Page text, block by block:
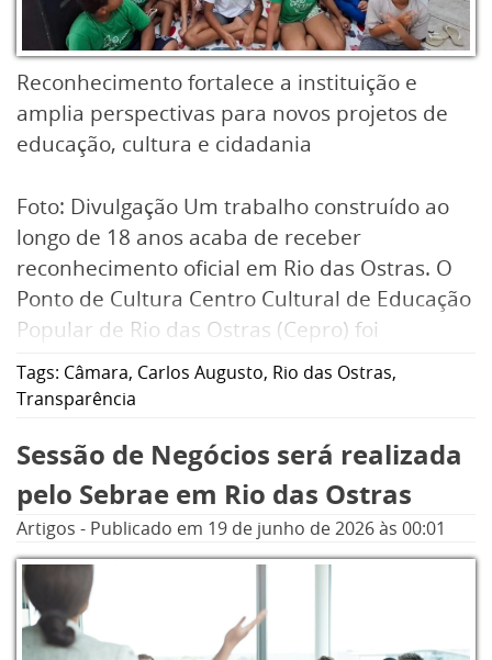
Reconhecimento fortalece a instituição e
amplia perspectivas para novos projetos de
educação, cultura e cidadania
Foto: Divulgação Um trabalho construído ao
longo de 18 anos acaba de receber
reconhecimento oficial em Rio das Ostras. O
Ponto de Cultura Centro Cultural de Educação
Popular de Rio das Ostras (Cepro) foi
declarado de Utilidade Pública Municipal por
meio da Lei nº 3244, de 26 de junho de 2026.
prestados pela instituição e fortalece sua
atuação nas áreas de educação popular,
cultura, cidadania e desenvolvimento social.
Tags: Câmara, Carlos Augusto, Rio das Ostras,
Transparência
Sessão de Negócios será realizada
pelo Sebrae em Rio das Ostras
Artigos - Publicado em 19 de junho de 2026às 00:01